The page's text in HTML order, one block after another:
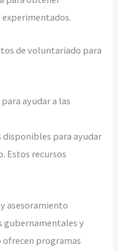
de voluntariado para
ayudar a las
disponibles para ayudar
Estos recursos
asesoramiento
gubernamentales y
ofrecen programas